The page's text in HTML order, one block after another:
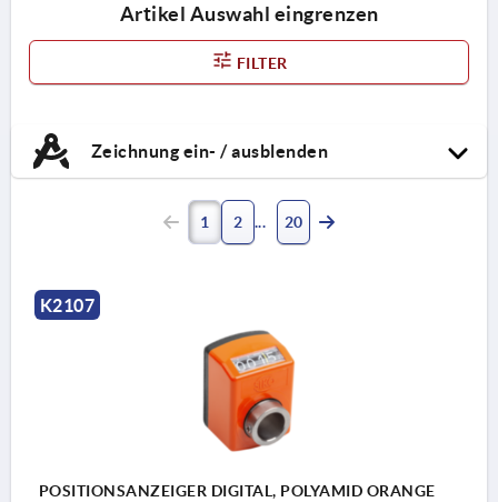
Artikel Auswahl eingrenzen
FILTER
Zeichnung ein- / ausblenden
1 2 20
K2107
POSITIONSANZEIGER DIGITAL, POLYAMID ORANGE